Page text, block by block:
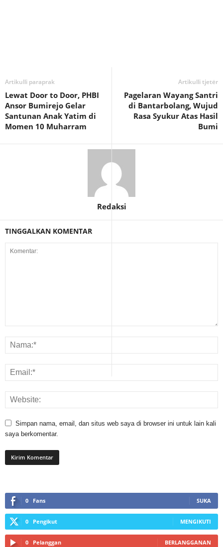
Artikulli paraprak
Lewat Door to Door, PHBI
Ansor Bumirejo Gelar
Santunan Anak Yatim di
Momen 10 Muharram
Artikulli tjetër
Pagelaran Wayang Santri
di Bantarbolang, Wujud
Rasa Syukur Atas Hasil
Bumi
Redaksi
TINGGALKAN KOMENTAR
Simpan nama, email, dan situs web saya di browser ini untuk lain kali
saya berkomentar.
0 Fans SUKA
0 Pengikut MENGIKUTI
0 Pelanggan BERLANGGANAN